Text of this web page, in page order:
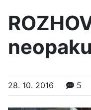
28. 10. 2016 5